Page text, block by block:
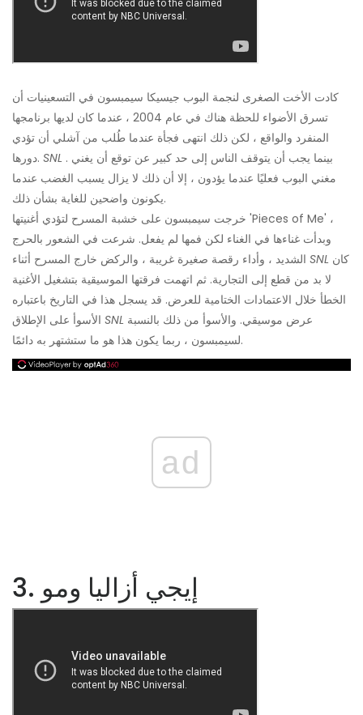
كادت الأخت الصغرى لنجمة البوب ​​جيسيكا سيمبسون في التسعينيات أن
تسرق الأضواء للحظة هناك في عام 2004 ، عندما كان لديها برنامجها
المنفرد والواقع ، لكن ذلك انتهى فجأة عندما طُلب من آشلي أن تؤدي
دورها. SNL . بينما يجب أن يتوقف الناس إلى حد كبير عن توقع أن يغني
مغني البوب ​​فعليًا عندما يؤدون ، إلا أن ذلك لا يزال يسبب الغضب عندما
يكونون واضحين للغاية بشأن ذلك.
خرجت سيمبسون على خشبة المسرح لتؤدي أغنيتها 'Pieces of Me' ،
وبدأت غناءها في الغناء لكن فمها لم يفعل. شرعت في الشعور بالحرج
SNL
لا بد من قطع إلى التجارية. ثم اتهمت فرقتها الموسيقية بتشغيل الأغنية
الخطأ خلال الاعتمادات الختامية للعرض. قد يسجل هذا في التاريخ باعتباره
SNL
لسيمبسون ، ربما يكون هذا هو ما ستشتهر به دائمًا.
ad
3. إيجي أزاليا ومو